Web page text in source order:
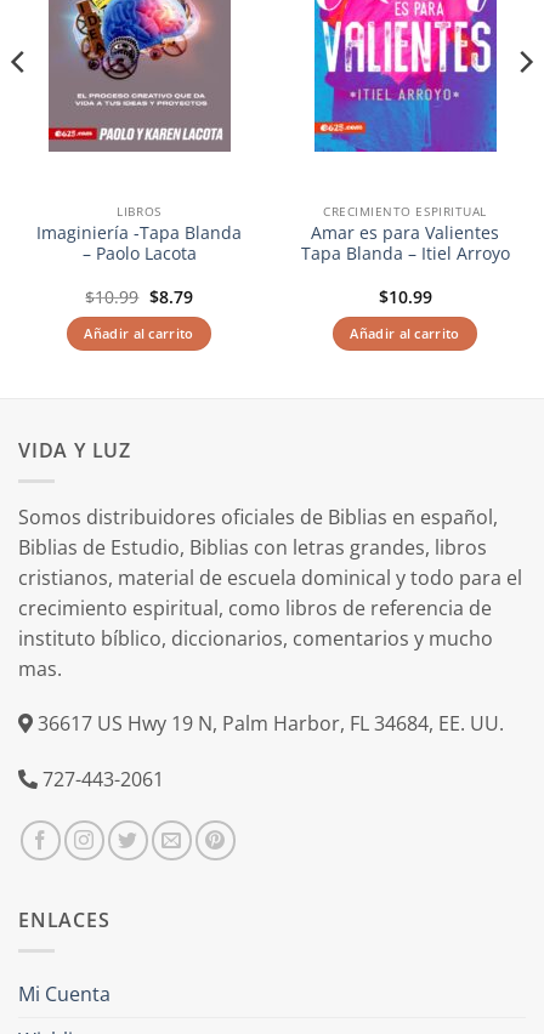
LIBROS
Imaginiería -Tapa Blanda
– Paolo Lacota
$10.99 El
precio
original
era:
$10.99.
$8.79El
actual
es:
$8.79.
Añadir al carrito
CRECIMIENTO ESPIRITUAL
Amar es para Valientes
Tapa Blanda – Itiel Arroyo
$10.99
Añadir al carrito
VIDA Y LUZ
Somos distribuidores oficiales de Biblias en español,
Biblias de Estudio, Biblias con letras grandes, libros
cristianos, material de escuela dominical y todo para el
crecimiento espiritual, como libros de referencia de
instituto bíblico, diccionarios, comentarios y mucho
mas.
36617 US Hwy 19 N, Palm Harbor, FL 34684, EE. UU.
727-443-2061
ENLACES
Mi Cuenta